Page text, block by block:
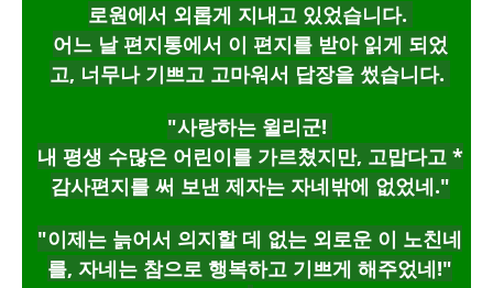
로원에서 외롭게 지내고 있었습니다.
어느 날 편지통에서 이 편지를 받아 읽게 되었
고, 너무나 기쁘고 고마워서 답장을 썼습니다.
"사랑하는 윌리군!
내 평생 수많은 어린이를 가르쳤지만, 고맙다고 *
감사편지를 써 보낸 제자는 자네밖에 없었네."
"이제는 늙어서 의지할 데 없는 외로운 이 노친네
를, 자네는 참으로 행복하고 기쁘게 해주었네!"